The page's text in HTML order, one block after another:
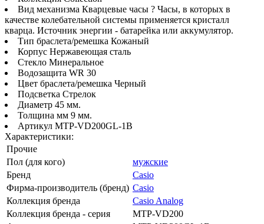
Вид механизма Кварцевые часы ? Часы, в которых в
качестве колебательной системы применяется кристалл
кварца. Источник энергии - батарейка или аккумулятор.
Тип браслета/ремешка Кожаный
Корпус Нержавеющая сталь
Стекло Минеральное
Водозащита WR 30
Цвет браслета/ремешка Черный
Подсветка Стрелок
Диаметр 45 мм.
Толщина мм 9 мм.
Артикул MTP-VD200GL-1B
Характеристики:
Прочие
Пол (для кого)
мужские
Бренд
Casio
Фирма-производитель (бренд) Casio
Коллекция бренда
Casio Analog
Коллекция бренда - серия
MTP-VD200